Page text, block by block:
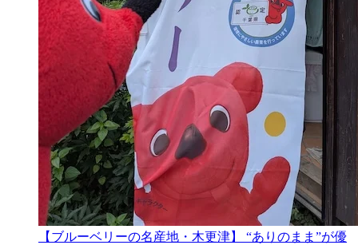
【ブルーベリーの名産地・木更津】 “ありのまま”が優